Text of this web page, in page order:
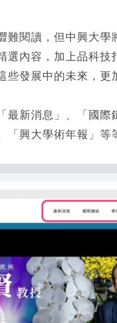
難閱讀，但中興大
選內容，加上品科
發展中的未來，更
最新消息」、「國
興大學術年報」等